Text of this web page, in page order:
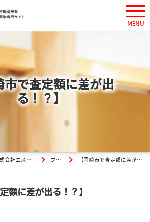
市で査定額に差が出
る！？】
岡崎市の不動産は株式会社エステート・ラボ ブログ 【岡崎市で査定額に差が出る！？】
額に差が出る！？】